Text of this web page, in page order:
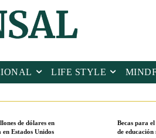
LIFE STYLE
de dólares en
Estados Unidos
Becas para
de